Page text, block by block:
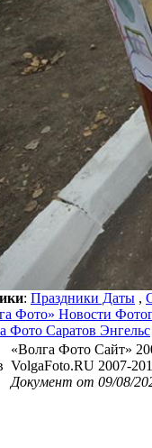
: Праздники Даты ,
Фото» Новости
Фото Саратов Энгельс
«Волга Фото Сайт»
VolgaFoto.RU 2007-
Документ от 09/08/